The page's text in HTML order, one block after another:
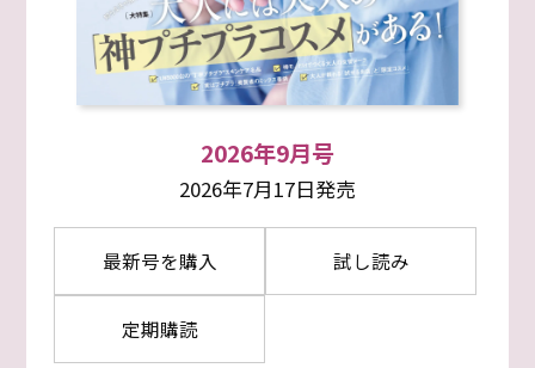
2026年9月号
2026年7月17日発売
最新号を購入 試し読み
定期購読